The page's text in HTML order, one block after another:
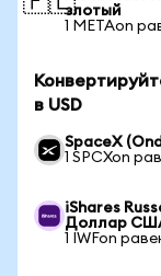
злотый
1 METAon
в USD
SpaceX
1 SPCXon
iShares
Доллар
1 IWFon